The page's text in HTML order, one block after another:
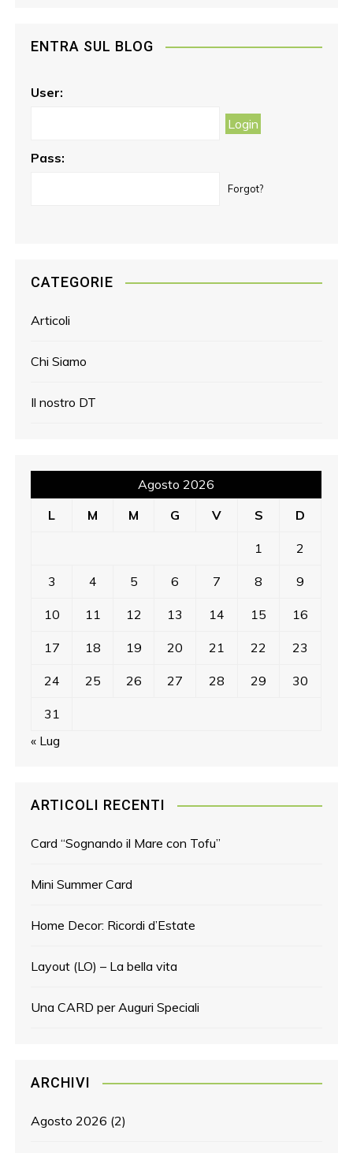
b
o
a
e
ENTRA SUL BLOG
User:
Pass:
Forgot?
CATEGORIE
Articoli
Chi Siamo
Il nostro DT
Agosto 2026
L
M M G V S D
1 2
3 4 5 6 7 8 9
10 11 12 13 14 15 16
17 18 19 20 21 22 23
24 25 26 27 28 29 30
31
« Lug
ARTICOLI RECENTI
Card “Sognando il Mare con Tofu”
Mini Summer Card
Home Decor: Ricordi d’Estate
Layout (LO) – La bella vita
Una CARD per Auguri Speciali
ARCHIVI
Agosto 2026 (2)